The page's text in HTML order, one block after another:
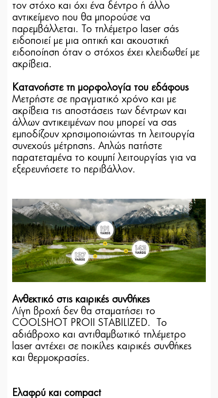
τον στόχο και όχι ένα δέντρο ή άλλο
αντικείμενο που θα μπορούσε να
παρεμβάλλεται. Το τηλέμετρο laser σάς
ειδοποιεί με μια οπτική και ακουστική
ειδοποίηση όταν ο στόχος έχει κλειδωθεί με
ακρίβεια.
Κατανοήστε τη μορφολογία του εδάφους
Μετρήστε σε πραγματικό χρόνο και με
ακρίβεια τις αποστάσεις των δέντρων και
άλλων αντικειμένων που μπορεί να σας
εμποδίζουν χρησιμοποιώντας τη λειτουργία
συνεχούς μέτρησης. Απλώς πατήστε
παρατεταμένα το κουμπί λειτουργίας για να
εξερευνήσετε το περιβάλλον.
Ανθεκτικό στις καιρικές συνθήκες
Λίγη βροχή δεν θα σταματήσει το
COOLSHOT PROII STABILIZED. Το
αδιάβροχο και αντιθαμβωτικό τηλέμετρο
laser αντέχει σε ποικίλες καιρικές συνθήκες
και θερμοκρασίες.
Ελαφρύ και compact